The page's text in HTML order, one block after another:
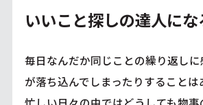
いいこと探しの達人にな
毎日なんだか同じことの繰り返し
が落ち込んでしまったりすることは